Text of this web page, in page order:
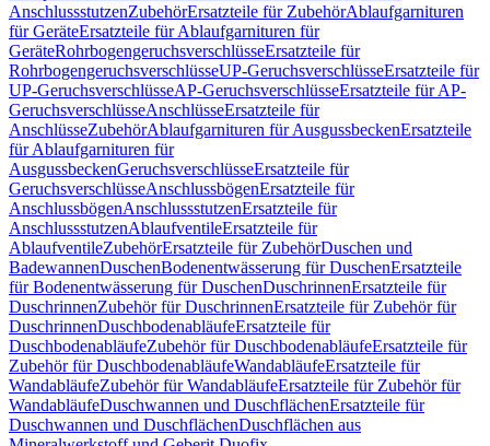
AnschlussstutzenZubehörErsatzteile für ZubehörAblaufgarnituren
für GeräteErsatzteile für Ablaufgarnituren für
GeräteRohrbogengeruchsverschlüsseErsatzteile für
RohrbogengeruchsverschlüsseUP-GeruchsverschlüsseErsatzteile für
UP-GeruchsverschlüsseAP-GeruchsverschlüsseErsatzteile für AP-
GeruchsverschlüsseAnschlüsseErsatzteile für
AnschlüsseZubehörAblaufgarnituren für AusgussbeckenErsatzteile
für Ablaufgarnituren für
AusgussbeckenGeruchsverschlüsseErsatzteile für
GeruchsverschlüsseAnschlussbögenErsatzteile für
AnschlussbögenAnschlussstutzenErsatzteile für
AnschlussstutzenAblaufventileErsatzteile für
AblaufventileZubehörErsatzteile für ZubehörDuschen und
BadewannenDuschenBodenentwässerung für DuschenErsatzteile
für Bodenentwässerung für DuschenDuschrinnenErsatzteile für
DuschrinnenZubehör für DuschrinnenErsatzteile für Zubehör für
DuschrinnenDuschbodenabläufeErsatzteile für
DuschbodenabläufeZubehör für DuschbodenabläufeErsatzteile für
Zubehör für DuschbodenabläufeWandabläufeErsatzteile für
WandabläufeZubehör für WandabläufeErsatzteile für Zubehör für
WandabläufeDuschwannen und DuschflächenErsatzteile für
Duschwannen und DuschflächenDuschflächen aus